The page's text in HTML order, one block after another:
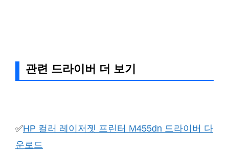
관련 드라이버 더 보기
✅HP 컬러 레이저젯 프린터 M455dn 드라이버 다
운로드